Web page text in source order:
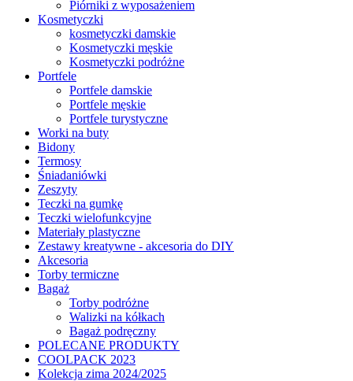
Piórniki z wyposażeniem
Kosmetyczki
kosmetyczki damskie
Kosmetyczki męskie
Kosmetyczki podróżne
Portfele
Portfele damskie
Portfele męskie
Portfele turystyczne
Worki na buty
Bidony
Termosy
Śniadaniówki
Zeszyty
Teczki na gumkę
Teczki wielofunkcyjne
Materiały plastyczne
Zestawy kreatywne - akcesoria do DIY
Akcesoria
Torby termiczne
Bagaż
Torby podróżne
Walizki na kółkach
Bagaż podręczny
POLECANE PRODUKTY
COOLPACK 2023
Kolekcja zima 2024/2025